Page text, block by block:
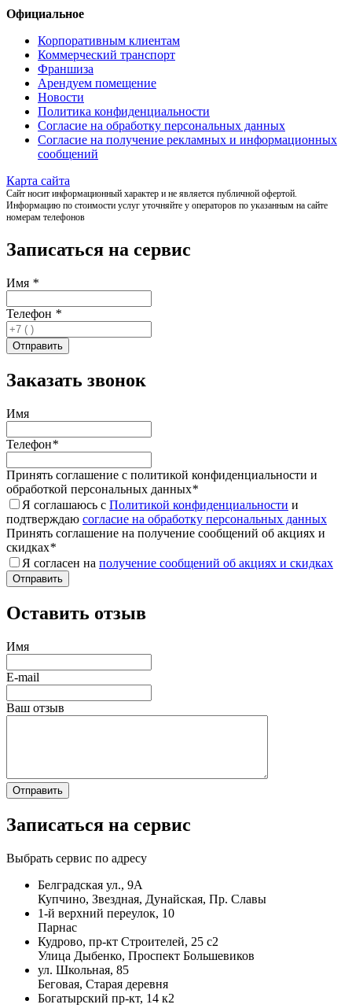
Официальное
Корпоративным клиентам
Коммерческий транспорт
Франшиза
Арендуем помещение
Новости
Политика конфиденциальности
Согласие на обработку персональных данных
Согласие на получение рекламных и информационных
сообщений
Карта сайта
Сайт носит информационный характер и не является публичной офертой.
Информацию по стоимости услуг уточняйте у операторов по указанным на сайте
номерам телефонов
Записаться на сервис
Имя *
Телефон *
Заказать звонок
Имя
Телефон*
Принять соглашение с политикой конфиденциальности и
обработкой персональных данных*
Я соглашаюсь с Политикой конфиденциальности и
подтверждаю согласие на обработку персональных данных
Принять соглашение на получение сообщений об акциях и
скидках*
Я согласен на получение сообщений об акциях и скидках
Оставить отзыв
Имя
E-mail
Ваш отзыв
Записаться на сервис
Выбрать сервис по адресу
Белградская ул., 9А
Купчино, Звездная, Дунайская, Пр. Славы
1-й верхний переулок, 10
Парнас
Кудрово, пр-кт Строителей, 25 с2
Улица Дыбенко, Проспект Большевиков
ул. Школьная, 85
Беговая, Старая деревня
Богатырский пр-кт, 14 к2